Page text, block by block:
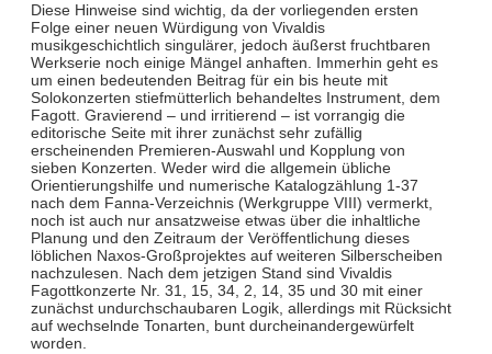
Diese Hinweise sind wichtig, da der vorliegenden ersten
Folge einer neuen Würdigung von Vivaldis
musikgeschichtlich singulärer, jedoch äußerst fruchtbaren
Werkserie noch einige Mängel anhaften. Immerhin geht es
um einen bedeutenden Beitrag für ein bis heute mit
Solokonzerten stiefmütterlich behandeltes Instrument, dem
Fagott. Gravierend – und irritierend – ist vorrangig die
editorische Seite mit ihrer zunächst sehr zufällig
erscheinenden Premieren-Auswahl und Kopplung von
sieben Konzerten. Weder wird die allgemein übliche
Orientierungshilfe und numerische Katalogzählung 1-37
nach dem Fanna-Verzeichnis (Werkgruppe VIII) vermerkt,
noch ist auch nur ansatzweise etwas über die inhaltliche
Planung und den Zeitraum der Veröffentlichung dieses
löblichen Naxos-Großprojektes auf weiteren Silberscheiben
nachzulesen. Nach dem jetzigen Stand sind Vivaldis
Fagottkonzerte Nr. 31, 15, 34, 2, 14, 35 und 30 mit einer
zunächst undurchschaubaren Logik, allerdings mit Rücksicht
auf wechselnde Tonarten, bunt durcheinandergewürfelt
worden.